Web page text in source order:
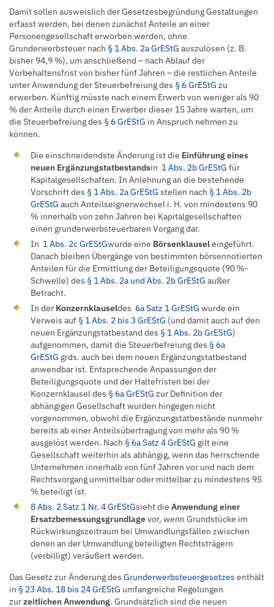
Damit sollen ausweislich der Gesetzesbegründung Gestaltungen
erfasst werden, bei denen zunächst Anteile an einer
Personengesellschaft erworben werden, ohne
Grunderwerbsteuer nach § 1 Abs. 2a GrEStG auszulösen (z. B.
bisher 94,9 %), um anschließend – nach Ablauf der
Vorbehaltensfrist von bisher fünf Jahren – die restlichen Anteile
unter Anwendung der Steuerbefreiung des § 6 GrEStG zu
erwerben. Künftig müsste nach einem Erwerb von weniger als 90
% der Anteile durch einen Erwerber dieser 15 Jahre warten, um
die Steuerbefreiung des § 6 GrEStG in Anspruch nehmen zu
können.
Die einschneidendste Änderung ist die Einführung eines
neuen Ergänzungstatbestandsin 1 Abs. 2b GrEStG für
Kapitalgesellschaften. In Anlehnung an die bestehende
Vorschrift des § 1 Abs. 2a GrEStG stellen nach § 1 Abs. 2b
GrEStG auch Anteilseignerwechsel i. H. von mindestens 90
% innerhalb von zehn Jahren bei Kapitalgesellschaften
einen grunderwerbsteuerbaren Vorgang dar.
In 1 Abs. 2c GrEStGwurde eine Börsenklauseleingeführt.
Danach bleiben Übergänge von bestimmten börsennotierten
Anteilen für die Ermittlung der Beteiligungsquote (90 %-
Schwelle) des § 1 Abs. 2a und Abs. 2b GrEStG außer
Betracht.
In der Konzernklauseldes 6a Satz 1 GrEStG wurde ein
Verweis auf § 1 Abs. 2 bis 3 GrEStG (und damit auch auf den
neuen Ergänzungstatbestand des § 1 Abs. 2b GrEStG)
aufgenommen, damit die Steuerbefreiung des § 6a
GrEStG grds. auch bei dem neuen Ergänzungstatbestand
anwendbar ist. Entsprechende Anpassungen der
Beteiligungsquote und der Haltefristen bei der
Konzernklausel des § 6a GrEStG zur Definition der
abhängigen Gesellschaft wurden hingegen nicht
vorgenommen, obwohl die Ergänzungstatbestände nunmehr
bereits ab einer Anteilsübertragung von mehr als 90 %
ausgelöst werden. Nach § 6a Satz 4 GrEStG gilt eine
Gesellschaft weiterhin als abhängig, wenn das herrschende
Unternehmen innerhalb von fünf Jahren vor und nach dem
Rechtsvorgang unmittelbar oder mittelbar zu mindestens 95
% beteiligt ist.
8 Abs. 2 Satz 1 Nr. 4 GrEStGsieht die Anwendung einer
Ersatzbemessungsgrundlagevor, wenn Grundstücke im
Rückwirkungszeitraum bei Umwandlungsfällen zwischen
denen an der Umwandlung beteiligten Rechtsträgern
(verbilligt) veräußert werden.
Das Gesetz zur Änderung des Grunderwerbsteuergesetzes enthält
in § 23 Abs. 18 bis 24 GrEStG umfangreiche Regelungen
zurzeitlichen Anwendung. Grundsätzlich sind die neuen